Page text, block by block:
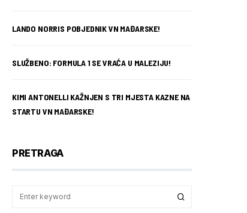
LANDO NORRIS POBJEDNIK VN MAĐARSKE!
SLUŽBENO: FORMULA 1 SE VRAĆA U MALEZIJU!
KIMI ANTONELLI KAŽNJEN S TRI MJESTA KAZNE NA
STARTU VN MAĐARSKE!
PRETRAGA